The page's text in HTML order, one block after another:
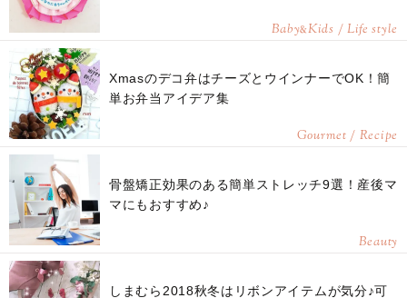
Baby&Kids / Life style
Xmasのデコ弁はチーズとウインナーでOK！簡
単お弁当アイデア集
Gourmet / Recipe
骨盤矯正効果のある簡単ストレッチ9選！産後マ
マにもおすすめ♪
Beauty
しまむら2018秋冬はリボンアイテムが気分♪可